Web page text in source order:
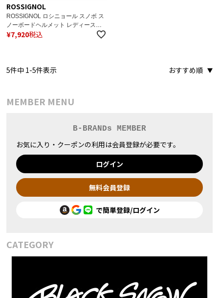
ROSSIGNOL
ROSSIGNOL ロシニョール スノボ ス
ノーボードヘルメット レディース
2024 FIT IMPACTS W フィット イン
¥7,920税込
おすすめ順
5件中 1-5件表示
MEMBER MENU
B-BRANDs MEMBER
お気に入り・クーポンの利用は会員登録が必要です。
ログイン
無料会員登録
で簡単登録/ログイン
CATEGORY